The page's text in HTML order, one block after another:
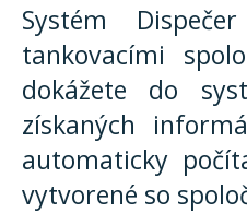
Systém
tankovacími
dokážete do
získaných
automaticky
vytvorené so